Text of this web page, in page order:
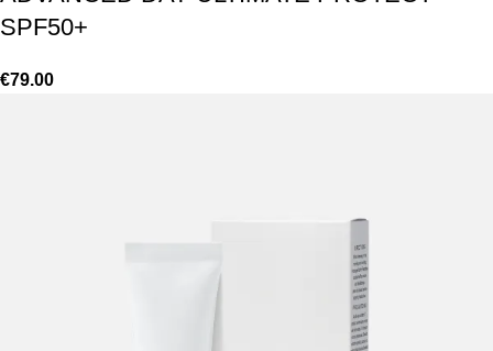
SPF50+
€79.00